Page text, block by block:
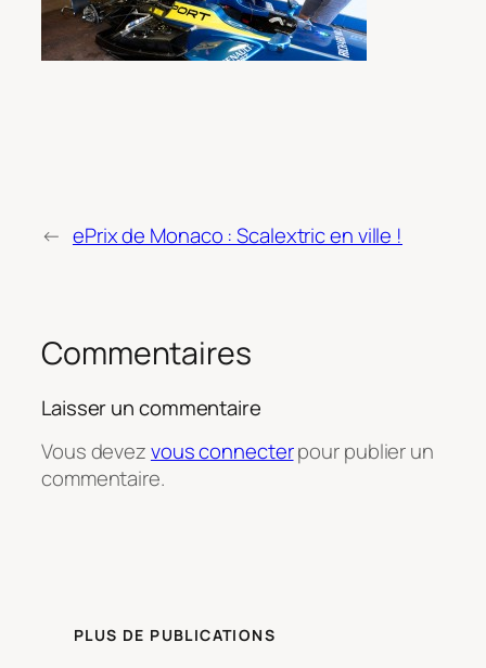
← ePrix de Monaco : Scalextric en ville !
Commentaires
Laisser un commentaire
Vous devezvous connecterpour publier un
commentaire.
PLUS DE PUBLICATIONS